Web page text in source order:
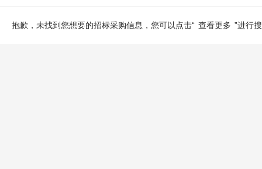
抱歉，未找到您想要的招标采购信息，您可以点击“ 查看更多 ”进行